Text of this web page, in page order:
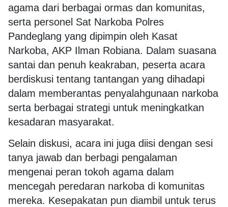
agama dari berbagai ormas dan komunitas,
serta personel Sat Narkoba Polres
Pandeglang yang dipimpin oleh Kasat
Narkoba, AKP Ilman Robiana. Dalam suasana
santai dan penuh keakraban, peserta acara
berdiskusi tentang tantangan yang dihadapi
dalam memberantas penyalahgunaan narkoba
serta berbagai strategi untuk meningkatkan
kesadaran masyarakat.
Selain diskusi, acara ini juga diisi dengan sesi
tanya jawab dan berbagi pengalaman
mengenai peran tokoh agama dalam
mencegah peredaran narkoba di komunitas
mereka. Kesepakatan pun diambil untuk terus